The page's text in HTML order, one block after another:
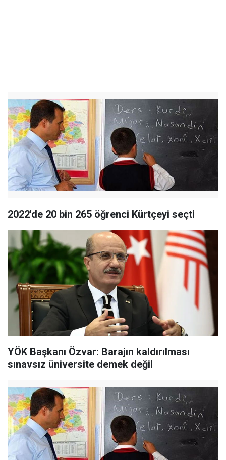
2022'de 20 bin 265 öğrenci Kürtçeyi seçti
YÖK Başkanı Özvar: Barajın kaldırılması
sınavsız üniversite demek değil